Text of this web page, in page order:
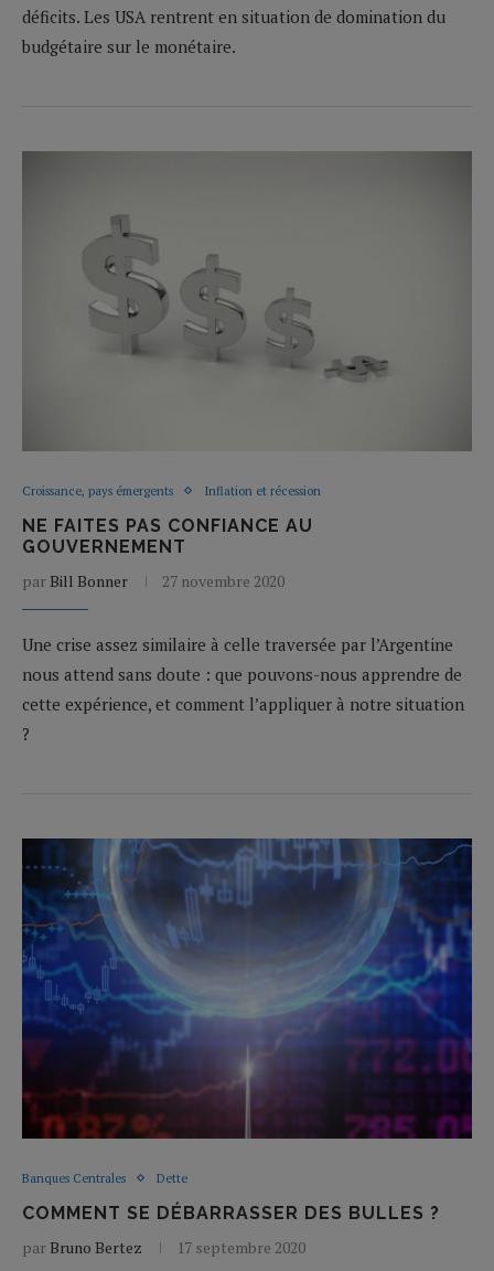
déficits. Les USA rentrent en situation de domination du
budgétaire sur le monétaire.
Croissance, pays émergents Inflation et récession
NE FAITES PAS CONFIANCE AU
GOUVERNEMENT
par Bill Bonner 27 novembre 2020
Une crise assez similaire à celle traversée par l’Argentine
nous attend sans doute : que pouvons-nous apprendre de
cette expérience, et comment l’appliquer à notre situation
?
Banques Centrales Dette
COMMENT SE DÉBARRASSER DES BULLES ?
par Bruno Bertez 17 septembre 2020